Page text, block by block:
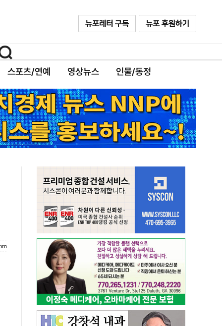
스포츠/연예 영상뉴스 인물/동정